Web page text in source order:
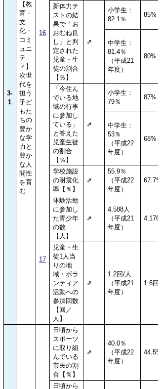
3-
1
【教
育・
文
化・
コミ
ュニ
テ
ィ】
次世
代を
担う
子ど
もた
ちの
豊か
な学
力と
豊か
な人
間性
を育
む
16
新体力テ
ストの結
果で「お
おむね良
し」と判
定された
児童・生
徒の割合
【％】
⇗
小学生：
82.1％
85%
中学生：
81.4％
（平成21
年度）
80%
「今住ん
でいる地
域の行事
に参加し
ている」
と答えた
児童生徒
の割合
【％】
⇗
小学生：
79％
87%
中学生：
53％
（平成22
年度）
68%
学校施設
の耐震化
率【％】
⇗
55.9％
（平成22
年度）
67.7%
17
体験活動
に参加し
た青少年
の数
【人】
⇗
4,588人
（平成21
年度）
4,176人
児童・生
徒1人当
りの地
域・ボラ
ンティア
活動への
参加回数
【回／
人】
⇗
1.2回/人
（平成21
年度）
1.6回/
日頃から
スポーツ
に取り組
んでいる
市民の割
合【％】
⇗
40.0％
（平成22
年度）
44.5%
日頃から